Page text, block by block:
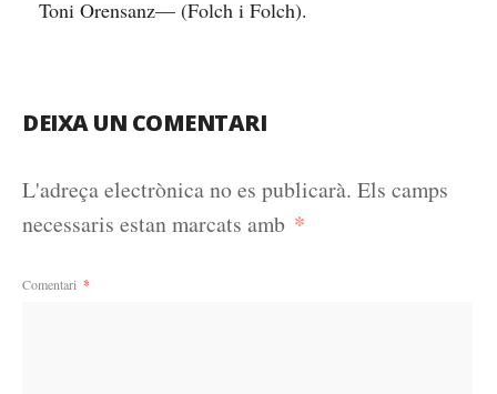
Toni Orensanz— (Folch i Folch).
DEIXA UN COMENTARI
L'adreça electrònica no es publicarà. Els camps
necessaris estan marcats amb *
Comentari *